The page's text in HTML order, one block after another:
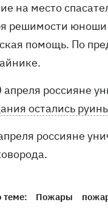
на место
решимости юноши
помощь. По
апреля россияне
остались
россияне
теме: Пожары